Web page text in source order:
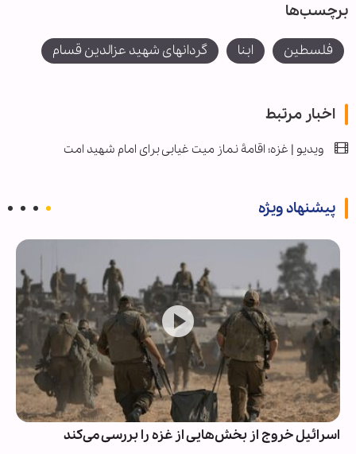
برچسب‌ها
فلسطین ابنا گردانهای شهید عزالدین قسام
اخبار مرتبط
ویدیو | غزه؛ اقامۀ نماز میت غیابی برای امام شهید امت
پیشنهاد ویژه
اسرائیل خروج از بخش‌هایی از غزه را بررسی می‌کند